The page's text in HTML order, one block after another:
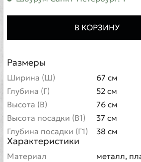
В КОРЗИНУ
Размеры
Ширина (Ш)
67 см
Глубина (Г)
52 см
Высота (В)
76 см
Высота посадки (В1)
37 см
Глубина посадки (Г1)
38 см
Характеристики
Материал
металл,